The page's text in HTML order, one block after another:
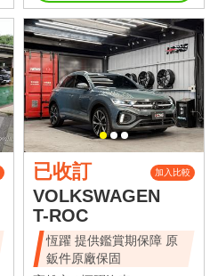
已收訂 加入比較
VOLKSWAGEN
T-ROC
恆躍 提供鑑賞期保障 原
鈑件原廠保固